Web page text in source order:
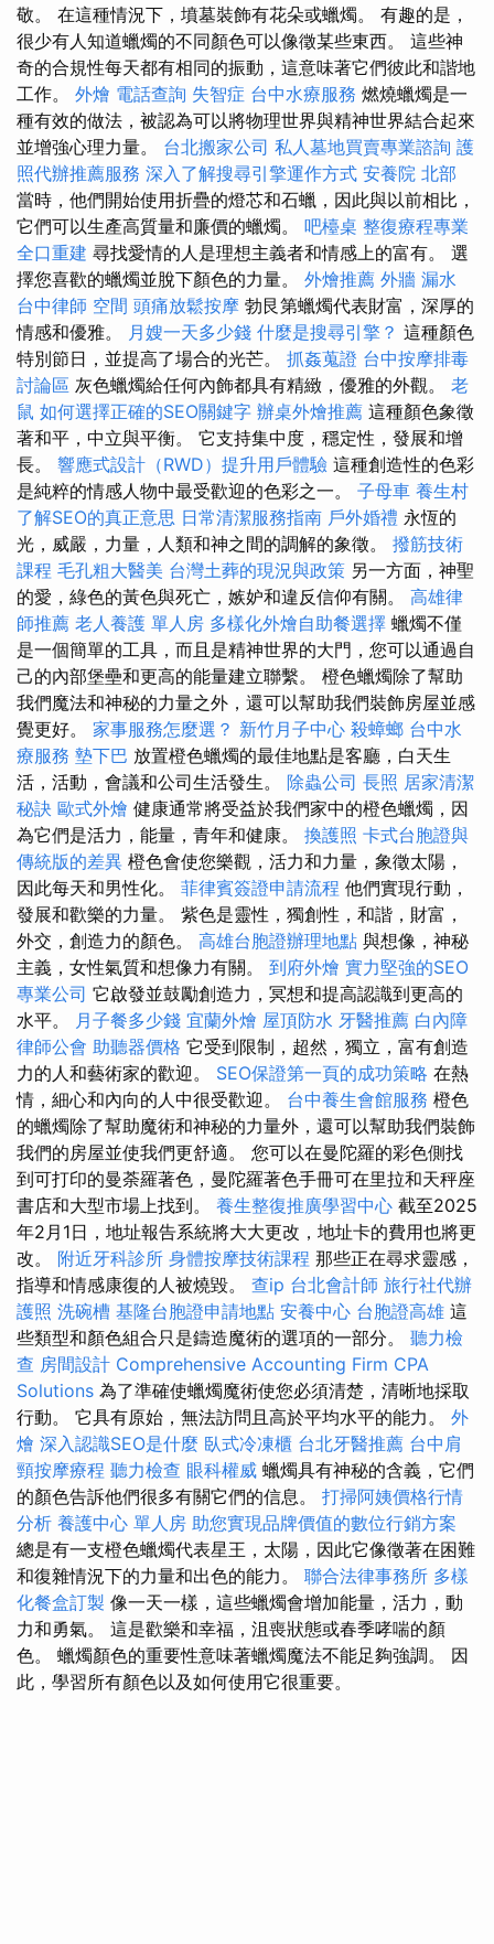
敬。 在這種情況下，墳墓裝飾有花朵或蠟燭。 有趣的是，
很少有人知道蠟燭的不同顏色可以像徵某些東西。 這些神
奇的合規性每天都有相同的振動，這意味著它們彼此和諧地
工作。 外燴 電話查詢 失智症 台中水療服務 燃燒蠟燭是一
種有效的做法，被認為可以將物理世界與精神世界結合起來
並增強心理力量。 台北搬家公司 私人墓地買賣專業諮詢 護
照代辦推薦服務 深入了解搜尋引擎運作方式 安養院 北部
當時，他們開始使用折疊的燈芯和石蠟，因此與以前相比，
它們可以生產高質量和廉價的蠟燭。 吧檯桌 整復療程專業
全口重建 尋找愛情的人是理想主義者和情感上的富有。 選
擇您喜歡的蠟燭並脫下顏色的力量。 外燴推薦 外牆 漏水
台中律師 空間 頭痛放鬆按摩 勃艮第蠟燭代表財富，深厚的
情感和優雅。 月嫂一天多少錢 什麼是搜尋引擎？ 這種顏色
特別節日，並提高了場合的光芒。 抓姦蒐證 台中按摩排毒
討論區 灰色蠟燭給任何內飾都具有精緻，優雅的外觀。 老
鼠 如何選擇正確的SEO關鍵字 辦桌外燴推薦 這種顏色象徵
著和平，中立與平衡。 它支持集中度，穩定性，發展和增
長。 響應式設計（RWD）提升用戶體驗 這種創造性的色彩
是純粹的情感人物中最受歡迎的色彩之一。 子母車 養生村
了解SEO的真正意思 日常清潔服務指南 戶外婚禮 永恆的
光，威嚴，力量，人類和神之間的調解的象徵。 撥筋技術
課程 毛孔粗大醫美 台灣土葬的現況與政策 另一方面，神聖
的愛，綠色的黃色與死亡，嫉妒和違反信仰有關。 高雄律
師推薦 老人養護 單人房 多樣化外燴自助餐選擇 蠟燭不僅
是一個簡單的工具，而且是精神世界的大門，您可以通過自
己的內部堡壘和更高的能量建立聯繫。 橙色蠟燭除了幫助
我們魔法和神秘的力量之外，還可以幫助我們裝飾房屋並感
覺更好。 家事服務怎麼選？ 新竹月子中心 殺蟑螂 台中水
療服務 墊下巴 放置橙色蠟燭的最佳地點是客廳，白天生
活，活動，會議和公司生活發生。 除蟲公司 長照 居家清潔
秘訣 歐式外燴 健康通常將受益於我們家中的橙色蠟燭，因
為它們是活力，能量，青年和健康。 換護照 卡式台胞證與
傳統版的差異 橙色會使您樂觀，活力和力量，象徵太陽，
因此每天和男性化。 菲律賓簽證申請流程 他們實現行動，
發展和歡樂的力量。 紫色是靈性，獨創性，和諧，財富，
外交，創造力的顏色。 高雄台胞證辦理地點 與想像，神秘
主義，女性氣質和想像力有關。 到府外燴 實力堅強的SEO
專業公司 它啟發並鼓勵創造力，冥想和提高認識到更高的
水平。 月子餐多少錢 宜蘭外燴 屋頂防水 牙醫推薦 白內障
律師公會 助聽器價格 它受到限制，超然，獨立，富有創造
力的人和藝術家的歡迎。 SEO保證第一頁的成功策略 在熱
情，細心和內向的人中很受歡迎。 台中養生會館服務 橙色
的蠟燭除了幫助魔術和神秘的力量外，還可以幫助我們裝飾
我們的房屋並使我們更舒適。 您可以在曼陀羅的彩色側找
到可打印的曼荼羅著色，曼陀羅著色手冊可在里拉和天秤座
書店和大型市場上找到。 養生整復推廣學習中心 截至2025
年2月1日，地址報告系統將大大更改，地址卡的費用也將更
改。 附近牙科診所 身體按摩技術課程 那些正在尋求靈感，
指導和情感康復的人被燒毀。 查ip 台北會計師 旅行社代辦
護照 洗碗槽 基隆台胞證申請地點 安養中心 台胞證高雄 這
些類型和顏色組合只是鑄造魔術的選項的一部分。 聽力檢
查 房間設計 Comprehensive Accounting Firm CPA
Solutions 為了準確使蠟燭魔術使您必須清楚，清晰地採取
行動。 它具有原始，無法訪問且高於平均水平的能力。 外
燴 深入認識SEO是什麼 臥式冷凍櫃 台北牙醫推薦 台中肩
頸按摩療程 聽力檢查 眼科權威 蠟燭具有神秘的含義，它們
的顏色告訴他們很多有關它們的信息。 打掃阿姨價格行情
分析 養護中心 單人房 助您實現品牌價值的數位行銷方案
總是有一支橙色蠟燭代表星王，太陽，因此它像徵著在困難
和復雜情況下的力量和出色的能力。 聯合法律事務所 多樣
化餐盒訂製 像一天一樣，這些蠟燭會增加能量，活力，動
力和勇氣。 這是歡樂和幸福，沮喪狀態或春季哮喘的顏
色。 蠟燭顏色的重要性意味著蠟燭魔法不能足夠強調。 因
此，學習所有顏色以及如何使用它很重要。